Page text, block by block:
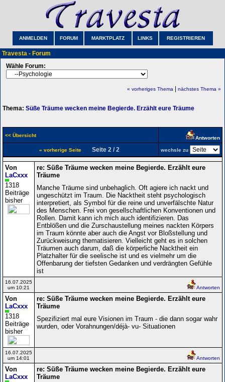
ANMELDEN FORUM MARKTPLATZ LINKS REGISTRIEREN
Travesta - Forum
Wähle Forum:
« vorheriges Thema nächstes Thema »
Thema: Süße Träume wecken meine Begierde. Erzählt eure Träume
<< Übersicht Antworten
« vorherige SeiteSeite 2 / 2 wechsle zu
Von
LaCxxx
1318
Beiträge
bisher
re: Süße Träume wecken meine Begierde. Erzählt eure
Träume
Manche Träume sind unbehaglich. Oft agiere ich nackt und
ungeschützt im Traum. Die Nacktheit steht psychologisch
interpretiert, als Symbol für die reine und unverfälschte Natur
des Menschen. Frei von gesellschaftlichen Konventionen und
Rollen. Damit kann ich mich auch identifizieren. Das
Entblößen und die Zurschaustellung meines nackten Körpers
im Traum könnte aber auch die Angst vor Bloßstellung und
Zurückweisung thematisieren. Vielleicht geht es in solchen
Träumen auch darum, daß die körperliche Nacktheit ein
Platzhalter für die seelische ist und es vielmehr um die
Offenbarung der tiefsten Gedanken und verdrängten Gefühle
ist
16.07.2025
um 10:21
Antworten
Von
LaCxxx
1318
Beiträge
bisher
re: Süße Träume wecken meine Begierde. Erzählt eure
Träume
Spezifiziert mal eure Visionen im Traum - die dann sogar wahr
wurden, oder Vorahnungen/déjà- vu- Situationen
16.07.2025
um 14:01
Antworten
Von
LaCxxx
re: Süße Träume wecken meine Begierde. Erzählt eure
Träume